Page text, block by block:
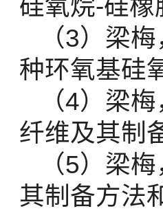
硅氧烷-硅
（3）梁
种环氧基硅
（4）梁
纤维及其制
（5）梁
其制备方法